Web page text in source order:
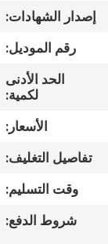
جولة
المعمل
مراقبة
الجودة
اتصل
إصدار الشهادات:
رقم الموديل:
الحد الأدنى
لكمية:
الأسعار:
تفاصيل التغليف:
وقت التسليم:
شروط الدفع: